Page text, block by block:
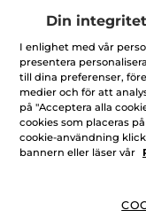
100%
Din
I enlighet med vår
presentera
till dina preferenser,
medier och för att
på "Acceptera alla
cookies som placeras
cookie-användning
bannern eller läser vår